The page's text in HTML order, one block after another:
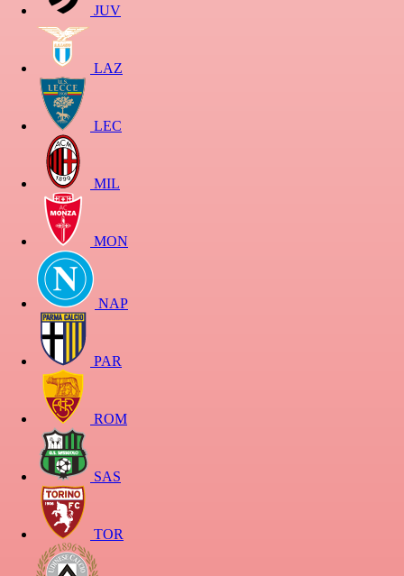
JUV
LAZ
LEC
MIL
MON
NAP
PAR
ROM
SAS
TOR